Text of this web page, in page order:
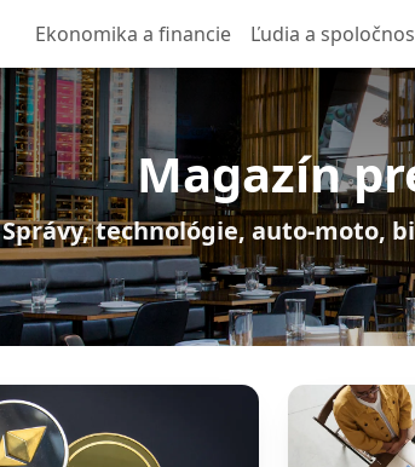
Ekonomika a financie Ľudia a
Magazín
Správy, technológie, auto-moto,